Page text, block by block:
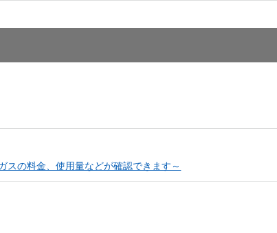
スの料金、使用量などが確認できます～